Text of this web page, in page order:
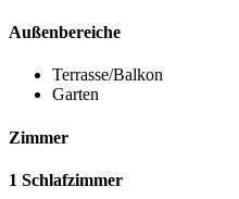
Außenbereiche
Terrasse/Balkon
Garten
Zimmer
1 Schlafzimmer